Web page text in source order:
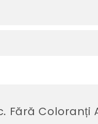
Coloranți